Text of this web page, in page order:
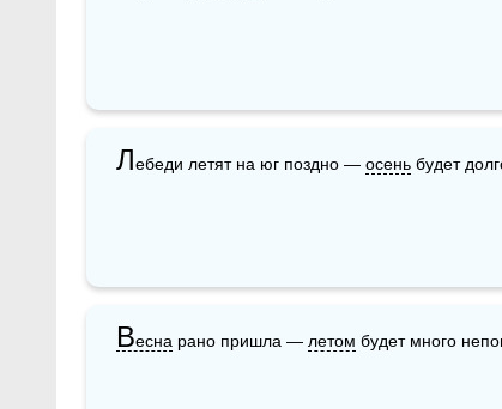
Лебеди летят на юг поздно — осень будет
Весна рано пришла — летом будет много